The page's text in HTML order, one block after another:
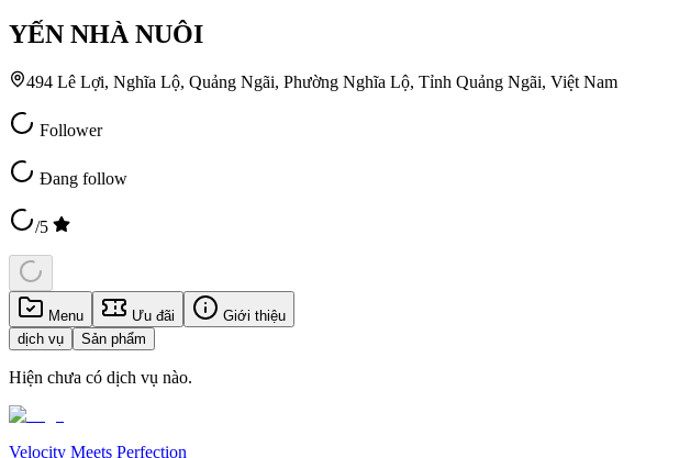
YẾN NHÀ NUÔI
494 Lê Lợi, Nghĩa Lộ, Quảng Ngãi, Phường Nghĩa Lộ, Tỉnh Quảng Ngãi, Việt Nam
Follower
Đang follow
/5
Menu Ưu đãi
Giới thiệu
dịch vụ
Sản phẩm
Hiện chưa có dịch vụ nào.
Velocity Meets Perfection